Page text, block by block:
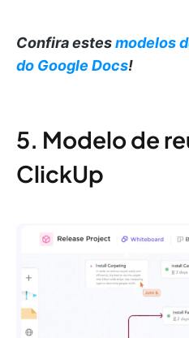
Confira estesmodelos
do Google Docs!
5. Modelo de
ClickUp